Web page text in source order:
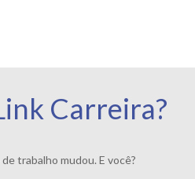
Carreira?
trabalho mudou. E você?